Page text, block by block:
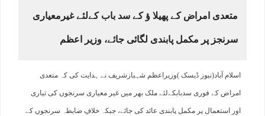
متعدی امراض کے پھیلا ﺅ کے سد باب کےلئے غیرمعیاری
سرنجز پر مکمل پابندی لگائی جائے، وزیر اعظم
اسلام آباد(نیوز ڈیسک )وزیراعظم شہبازشریف نے ہدایت کی کہ متعدی
امراض کے فوری سدبابکےلئے ملک بھر میں غیر معیاری سرنجوں کی تیاری
اور استعمال پر مکمل پابندی عائد کی جائے، جبکہ خلافِ ضابطہ سرنجوں کے